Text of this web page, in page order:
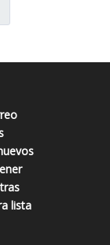
lista